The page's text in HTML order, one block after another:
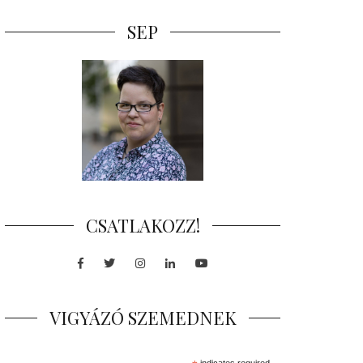
SEP
CSATLAKOZZ!
Facebook
TwitterInstagram
LinkedInYoutube
VIGYÁZÓ SZEMEDNEK